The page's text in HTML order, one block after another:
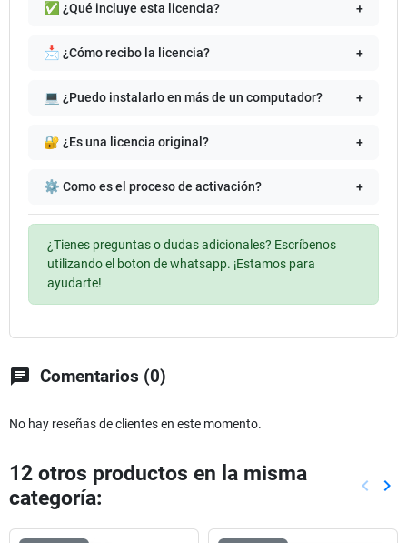
✅ ¿Qué incluye esta licencia? +
📩 ¿Cómo recibo la licencia? +
💻 ¿Puedo instalarlo en más de un computador? +
🔐 ¿Es una licencia original? +
⚙️ Como es el proceso de activación? +
¿Tienes preguntas o dudas adicionales? Escríbenos
utilizando el boton de whatsapp. ¡Estamos para
ayudarte!
chat Comentarios (0)
No hay reseñas de clientes en este momento.
12 otros productos en la misma
categoría:
keyboard_arrow_left keyboard_arrow_right